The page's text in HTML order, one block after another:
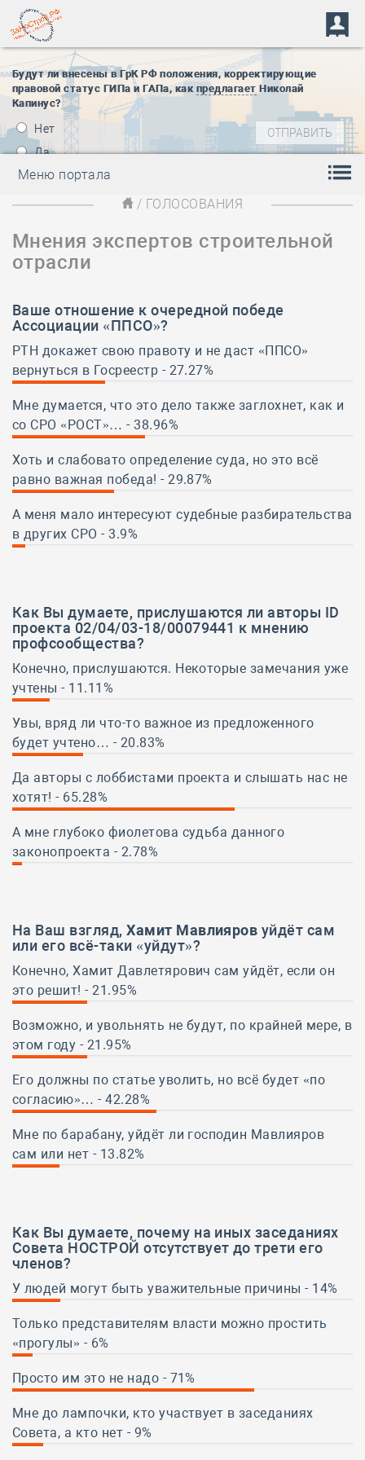
Будут ли внесены в ГрК РФ положения, корректирующие
правовой статус ГИПа и ГАПа, как предлагает Николай
Капинус?
Нет
Да
Меню портала
/ ГОЛОСОВАНИЯ
Мнения экспертов строительной
отрасли
Ваше отношение к очередной победе
Ассоциации «ППСО»?
РТН докажет свою правоту и не даст «ППСО»
вернуться в Госреестр - 27.27%
Мне думается, что это дело также заглохнет, как и
со СРО «РОСТ»… - 38.96%
Хоть и слабовато определение суда, но это всё
равно важная победа! - 29.87%
А меня мало интересуют судебные разбирательства
в других СРО - 3.9%
Как Вы думаете, прислушаются ли авторы ID
проекта 02/04/03-18/00079441 к мнению
профсообщества?
Конечно, прислушаются. Некоторые замечания уже
учтены - 11.11%
Увы, вряд ли что-то важное из предложенного
будет учтено… - 20.83%
Да авторы с лоббистами проекта и слышать нас не
хотят! - 65.28%
А мне глубоко фиолетова судьба данного
законопроекта - 2.78%
На Ваш взгляд,Хамит Мавлияров уйдёт сам
или его всё-таки «уйдут»?
Конечно, Хамит Давлетярович сам уйдёт, если он
это решит! - 21.95%
Возможно, и увольнять не будут, по крайней мере, в
этом году - 21.95%
Его должны по статье уволить, но всё будет «по
согласию»… - 42.28%
Мне по барабану, уйдёт ли господин Мавлияров
сам или нет - 13.82%
Как Вы думаете, почему на иных заседаниях
Совета НОСТРОЙ отсутствует до трети его
членов?
У людей могут быть уважительные причины - 14%
Только представителям власти можно простить
«прогулы» - 6%
Просто им это не надо - 71%
Мне до лампочки, кто участвует в заседаниях
Совета, а кто нет - 9%